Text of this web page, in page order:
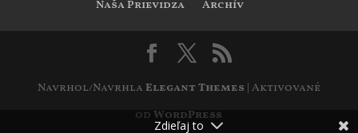
Naša Prievidza
Archív
Navrhol/Navrhla Elegant Themes | Aktivované
odWordPress
Zdieľaj to